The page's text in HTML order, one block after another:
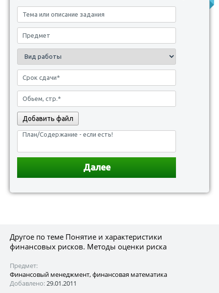
Добавить файл
Другое по теме Понятие и характеристики
финансовых рисков. Методы оценки риска
Предмет:
Финансовый менеджмент, финансовая математика
Добавлено:29.01.2011